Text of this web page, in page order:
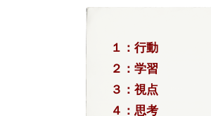
１：行動
２：学習
３：視点
４：思考